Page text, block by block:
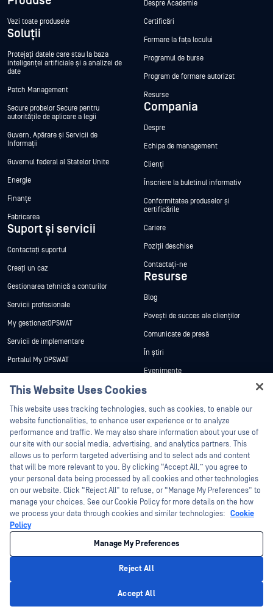
Vezi toate produsele
Soluții
Protejați datele care stau la baza
inteligenței artificiale și a analizei de
date
Patch Management
Secure probelor Secure pentru
autoritățile de aplicare a legii
Guvern, Apărare și Servicii de
Informații
Guvernul federal al Statelor Unite
Energie
Finanțe
Fabricarea
Suport și servicii
Contactați suportul
Creați un caz
Gestionarea tehnică a conturilor
Servicii profesionale
My gestionatOPSWAT
Servicii de implementare
Portalul My OPSWAT
Formare
vulnerabilităților
Parteneri
Certificare
Parteneri tehnologici
Program de parteneriat de canal
Despre Academie
Certificări
Formare la fața locului
Programul de burse
Program de formare autorizat
Resurse
Compania
Despre
Echipa de management
Clienți
Înscriere la buletinul informativ
Conformitatea produselor și
certificările
Cariere
Poziții deschise
Contactați-ne
Resurse
Blog
Povești de succes ale clienților
Comunicate de presă
În știri
Evenimente
Webinare
Fișe de date
Cărți albe
Instrumente gratuite
©2026 OPSWAT . Toate drepturile rezervate. OPSWAT, MetaDefender, Metascan,
MetaAccess, OPSWAT , Trust no File. Trust No Device., OPSWAT , Protecting the
World's Critical Infrastructure, Deep CDR™ Technology, InQuest, logo-ul InQuest,
DFI, RetroHunt, Deep File Inspection și Join the Hunt sunt mărci comerciale ale
OPSWAT . Mărcile comerciale ale terților sunt proprietatea deținătorilor respectivi.
Politica de confidențialitate
Opțiunile dvs. de confidențialitate din California
This Website Uses Cookies
This website uses tracking technologies, such as cookies, to enable our
website functionalities, to enhance user experience or to analyze
performance and traffic. We may also share information about your use of
our site with our social media, advertising, and analytics partners. This
allows us to perform targeted advertising and to select ads and content
that will be more relevant to you. By clicking “Accept All,” you agree to
your personal data being processed by all cookies and other technologies
on our website. Click “Reject All” to refuse, or “Manage My Preferences” to
manage your choices. See our Cookie Policy for more details on the how
we process your data through cookies and similar technologies: Cookie
Policy
Manage My Preferences
Reject All
Accept All
Hey there!
I'm Ozzy, your OPSWAT virtual assistant.
How can I help you secure what's critical
today?